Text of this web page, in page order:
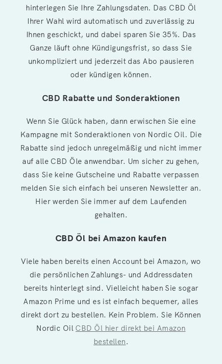
hinterlegen Sie Ihre Zahlungsdaten. Das CBD Öl
Ihrer Wahl wird automatisch und zuverlässig zu
Ihnen geschickt, und dabei sparen Sie 35%. Das
Ganze läuft ohne Kündigungsfrist, so dass Sie
unkompliziert und jederzeit das Abo pausieren
oder kündigen können.
CBD Rabatte und Sonderaktionen
Wenn Sie Glück haben, dann erwischen Sie eine
Kampagne mit Sonderaktionen von Nordic Oil. Die
Rabatte sind jedoch unregelmäßig und nicht immer
auf alle CBD Öle anwendbar. Um sicher zu gehen,
dass Sie keine Gutscheine und Rabatte verpassen
melden Sie sich einfach bei unseren Newsletter an.
Hier werden Sie immer auf dem Laufenden
gehalten.
CBD Öl bei Amazon kaufen
Viele haben bereits einen Account bei Amazon, wo
die persönlichen Zahlungs- und Addressdaten
bereits hinterlegt sind. Vielleicht haben Sie sogar
Amazon Prime und es ist einfach bequemer, alles
direkt dort zu bestellen. Kein Problem. Sie Können
Nordic Oil CBD Öl hier direkt bei Amazon
bestellen.